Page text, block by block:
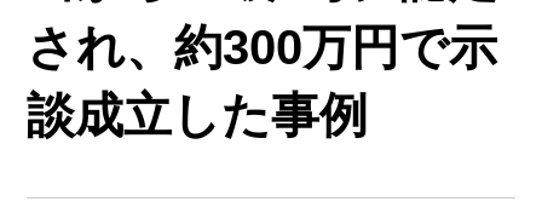
され、約300万円で示
談成立した事例